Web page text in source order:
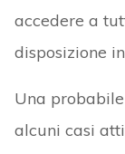
accedere a
disposizione
Una
alcuni casi